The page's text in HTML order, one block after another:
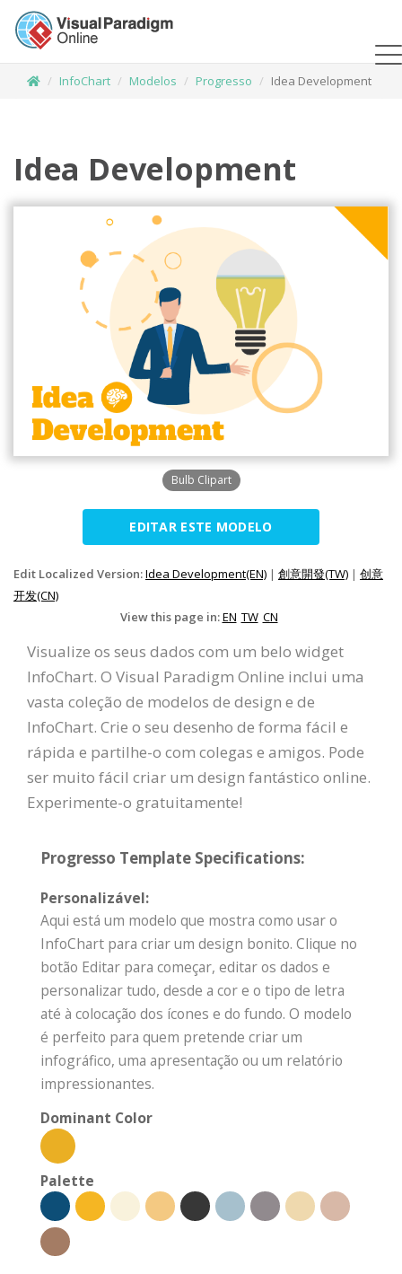
InfoChart Modelos Progresso Idea Development
Idea Development
Bulb Clipart
EDITAR ESTE MODELO
Edit Localized Version:Idea Development(EN) | 創意開發(TW) | 创意
开发(CN)
View this page in:EN TW CN
Visualize os seus dados com um belo widget
InfoChart. O Visual Paradigm Online inclui uma
vasta coleção de modelos de design e de
InfoChart. Crie o seu desenho de forma fácil e
rápida e partilhe-o com colegas e amigos. Pode
ser muito fácil criar um design fantástico online.
Experimente-o gratuitamente!
Progresso Template Specifications:
Personalizável:
Aqui está um modelo que mostra como usar o
InfoChart para criar um design bonito. Clique no
botão Editar para começar, editar os dados e
personalizar tudo, desde a cor e o tipo de letra
até à colocação dos ícones e do fundo. O modelo
é perfeito para quem pretende criar um
infográfico, uma apresentação ou um relatório
impressionantes.
Dominant Color
Palette